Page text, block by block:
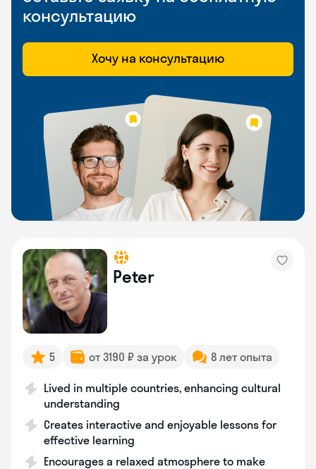
консультацию
Хочу на консультацию
Peter
5 от 3190 ₽ за урок 8 лет опыта
Lived in multiple countries, enhancing cultural
understanding
Creates interactive and enjoyable lessons for
effective learning
Encourages a relaxed atmosphere to make